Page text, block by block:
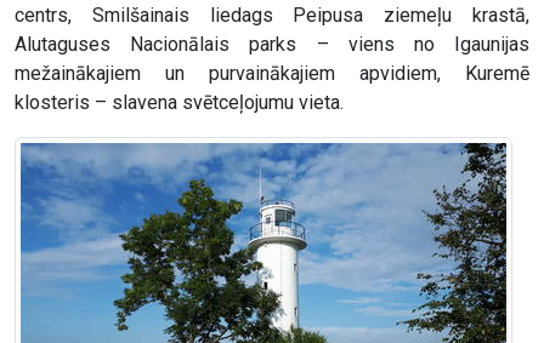
centrs, Smilšainais liedags Peipusa ziemeļu krastā,
Alutaguses Nacionālais parks – viens no Igaunijas
mežainākajiem un purvainākajiem apvidiem, Kuremē
klosteris – slavena svētceļojumu vieta.